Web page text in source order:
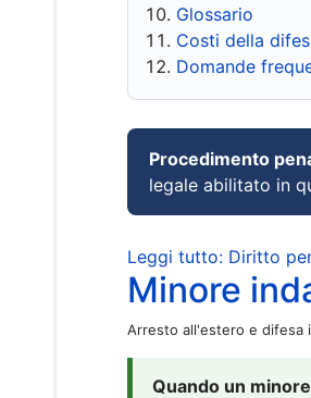
Glossario
Costi della
Domande
Procedimento
legale abilitato in
Leggi tutto: Diritto
Minore
Arresto all'estero e difesa
Quando un